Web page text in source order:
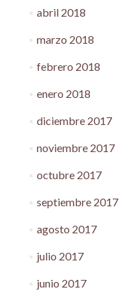
abril 2018
marzo 2018
febrero 2018
enero 2018
diciembre 2017
noviembre 2017
octubre 2017
septiembre 2017
agosto 2017
julio 2017
junio 2017